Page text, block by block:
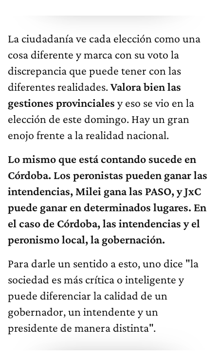
La ciudadanía ve cada elección como una
cosa diferente y marca con su voto la
discrepancia que puede tener con las
diferentes realidades.Valora bien las
gestiones provinciales y eso se vio en la
elección de este domingo. Hay un gran
enojo frente a la realidad nacional.
Lo mismo que está contando sucede en
Córdoba. Los peronistas pueden ganar las
intendencias, Milei gana las PASO, y JxC
puede ganar en determinados lugares. En
el caso de Córdoba, las intendencias y el
peronismo local, la gobernación.
Para darle un sentido a esto, uno dice "la
sociedad es más crítica o inteligente y
puede diferenciar la calidad de un
gobernador, un intendente y un
presidente de manera distinta".